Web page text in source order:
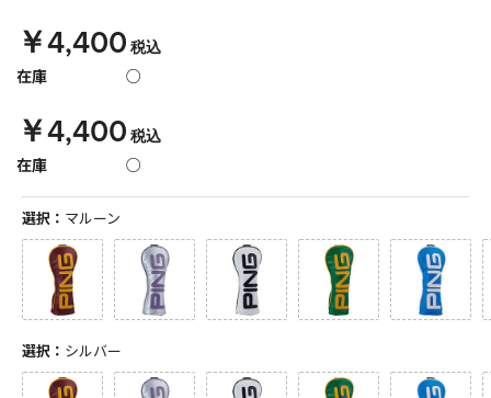
￥4,400 税込
在庫
○
￥4,400 税込
在庫
○
選択： マルーン
選択： シルバー